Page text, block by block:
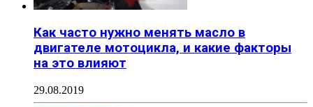
Как часто нужно менять масло в
двигателе мотоцикла, и какие факторы
на это влияют
29.08.2019